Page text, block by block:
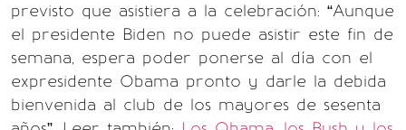
previsto que asistiera a la celebración: “Aunque
el presidente Biden no puede asistir este fin de
semana, espera poder ponerse al día con el
expresidente Obama pronto y darle la debida
bienvenida al club de los mayores de sesenta